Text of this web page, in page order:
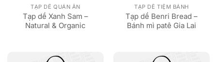
TẠP DỀ QUÁN ĂN
Tạp dề Xanh Sam –
Natural & Organic
TẠP DỀ TIỆM BÁNH
Tạp dề Benri Bread –
Bánh mì patê Gia Lai